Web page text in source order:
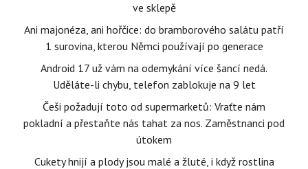
ve sklepě
Ani majonéza, ani hořčice: do bramborového salátu patří
1 surovina, kterou Němci používají po generace
Android 17 už vám na odemykání více šancí nedá.
Uděláte-li chybu, telefon zablokuje na 9 let
Češi požadují toto od supermarketů: Vraťte nám
pokladní a přestaňte nás tahat za nos. Zaměstnanci pod
útokem
Cukety hnijí a plody jsou malé a žluté, i když rostlina